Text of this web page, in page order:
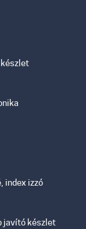
készlet
index izzó
javító készlet